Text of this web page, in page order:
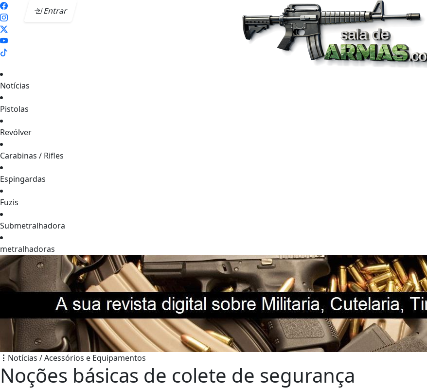
Entrar
Notícias
Pistolas
Revólver
Carabinas / Rifles
Espingardas
Fuzis
Submetralhadora
metralhadoras
Notícias / Acessórios e Equipamentos
Noções básicas de colete de segurança